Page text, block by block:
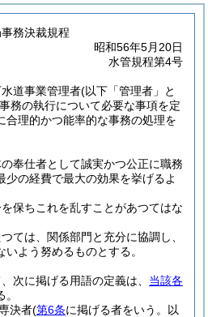
務決裁規程
昭和56年5月20日
水管規程第4号
道事業管理者(以下「管理者」と
務の執行について必要な事項を定
合理的かつ能率的な事務の処理を
奉仕者として誠実かつ公正に職務
少の経費で最大の効果を挙げるよ
保ちこれを乱すことがあつてはな
ては、関係部門と充分に協調し、
よう努めるものとする。
次に掲げる用語の定義は、 当該各
決者(第6条に掲げる者をいう。以